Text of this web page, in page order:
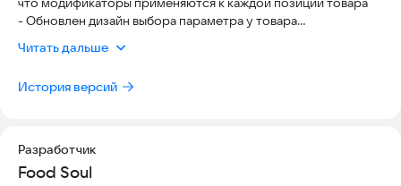
В нашем приложении вы сможете:
— выбрать удобный способ оплаты,
— хранить и просматривать историю заказов в личном
— отслеживать статус вашего заказа.
- Обновлен дизайн выбора параметра у товара
- Оптимизирован экран выбора опций
Читать дальше
История версий
Разработчик
Food Soul